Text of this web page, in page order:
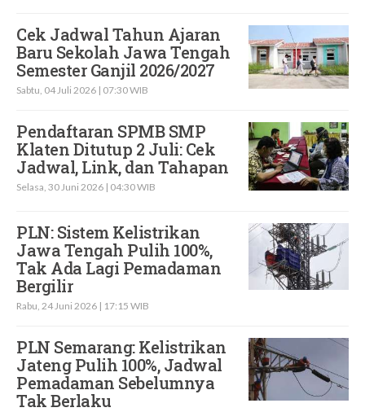
Cek Jadwal Tahun Ajaran
Baru Sekolah Jawa Tengah
Semester Ganjil 2026/2027
Sabtu, 04 Juli 2026 | 07:30 WIB
Pendaftaran SPMB SMP
Klaten Ditutup 2 Juli: Cek
Jadwal, Link, dan Tahapan
Selasa, 30 Juni 2026 | 04:30 WIB
PLN: Sistem Kelistrikan
Jawa Tengah Pulih 100%,
Tak Ada Lagi Pemadaman
Bergilir
Rabu, 24 Juni 2026 | 17:15 WIB
PLN Semarang: Kelistrikan
Jateng Pulih 100%, Jadwal
Pemadaman Sebelumnya
Tak Berlaku